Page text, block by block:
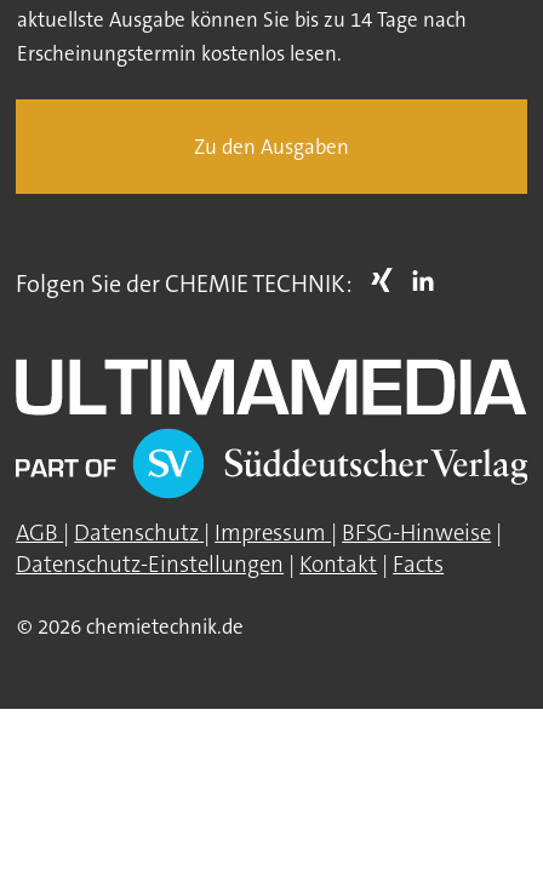
aktuellste Ausgabe können Sie bis zu 14 Tage nach
Erscheinungstermin kostenlos lesen.
Zu den Ausgaben
Folgen Sie der CHEMIE TECHNIK:
AGB | Datenschutz | Impressum | BFSG-Hinweise |
Datenschutz-Einstellungen | Kontakt | Facts
© 2026 chemietechnik.de